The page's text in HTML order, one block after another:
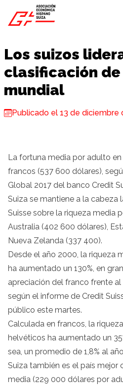
Skip to content
Los suizos
clasificación de
mundial
Publicado el 13 de diciembre
La fortuna media por adulto
francos (537 600 dólares),
Global 2017 del banco Credit
Suiza se mantiene a la cabeza
Suisse sobre la riqueza media
Australia (402 600 dólares),
Nueva Zelanda (337 400).
Desde el año 2000, la riqueza
ha aumentado un 130%, en
apreciación del franco frente al
según el informe de Credit
público este martes.
Calculada en francos, la
helvéticos ha aumentado un
sea, un promedio de 1,8% al
Suiza también es el país mejor
media (229 000 dólares por